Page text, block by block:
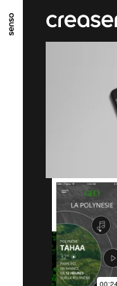
GO TO MAIN